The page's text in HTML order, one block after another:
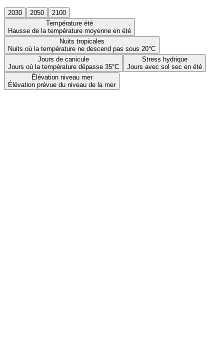
2030 2050
2100
Température été
Hausse de la température moyenne en été
Nuits tropicales
Nuits où la température ne descend pas sous 20°C
Jours de canicule
Jours où la température dépasse 35°C
Stress hydrique
Jours avec sol sec en été
Élévation niveau mer
Élévation prévue du niveau de la mer